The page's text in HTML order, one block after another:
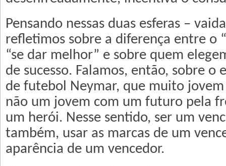
Pensando nessas duas esferas –
refletimos sobre a diferença entre o
“se dar melhor” e sobre quem
de sucesso. Falamos, então, sobre o
de futebol Neymar, que muito
não um jovem com um futuro pela
um herói. Nesse sentido, ser um
também, usar as marcas de um
aparência de um vencedor.